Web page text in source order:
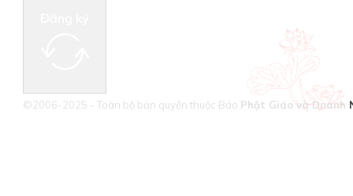
©2006-2025 - Toàn bộ bản quyền thuộc Báo Phật Giáo và Doanh